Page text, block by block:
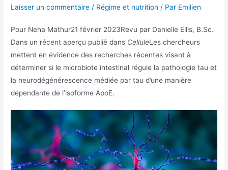
Laisser un commentaire / Régime et nutrition / Par Emilien
Pour Neha Mathur21 février 2023Revu par Danielle Ellis, B.Sc.
Dans un récent aperçu publié dans CelluleLes chercheurs
mettent en évidence des recherches récentes visant à
déterminer si le microbiote intestinal régule la pathologie tau et
la neurodégénérescence médiée par tau d’une manière
dépendante de l’isoforme ApoE.